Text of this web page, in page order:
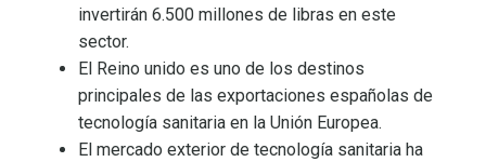
invertirán 6.500 millones de libras en este
sector.
El Reino unido es uno de los destinos
principales de las exportaciones españolas de
tecnología sanitaria en la Unión Europea.
El mercado exterior de tecnología sanitaria ha